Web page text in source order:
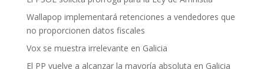
Wallapop implementará retenciones a vendedores que
no proporcionen datos fiscales
Vox se muestra irrelevante en Galicia
El PP vuelve a alcanzar la mayoría absoluta en Galicia